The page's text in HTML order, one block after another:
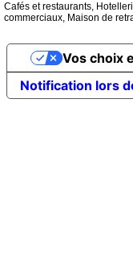
Cafés et restaurants,
commerciaux, Maison de
Notification lors
Vos choix